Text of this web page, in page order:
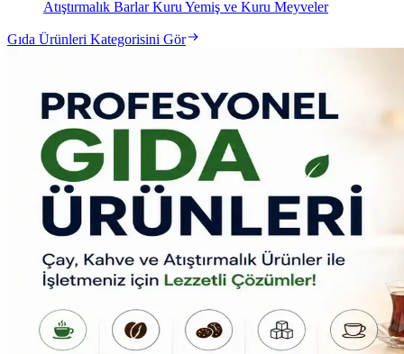
Atıştırmalık BarlarKuru Yemiş ve Kuru Meyveler
Gıda Ürünleri Kategorisini Gör